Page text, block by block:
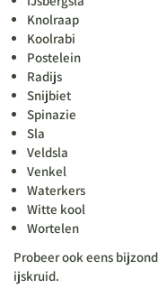
Knolraap
Koolrabi
Postelein
Radijs
Snijbiet
Spinazie
Sla
Veldsla
Venkel
Waterkers
Witte kool
Wortelen
Probeer ook eens
ijskruid.